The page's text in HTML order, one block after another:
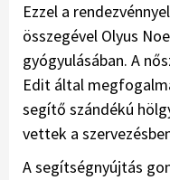
Ezzel a
összegével Olyus
gyógyulásában. A
Edit által
segítő szándékú
vettek a
A segítségnyújtás